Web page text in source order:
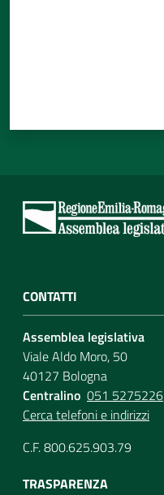
CONTATTI
Assemblea legislativa
Viale Aldo Moro, 50
40127 Bologna
Centralino 051 5275226
Cerca telefoni e indirizzi
C.F. 800.625.903.79
TRASPARENZA